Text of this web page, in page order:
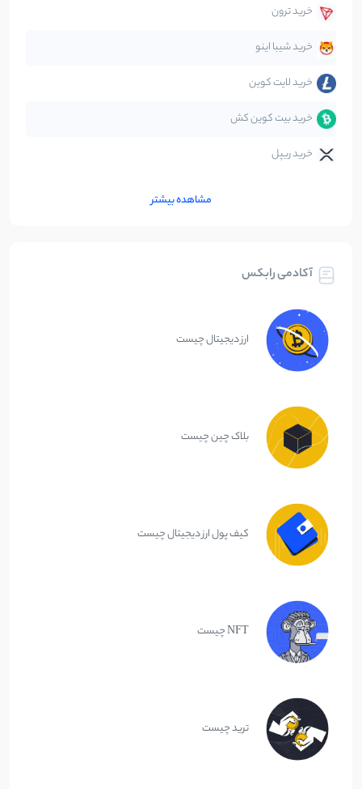
متاورس
خرید ترون
خرید شیبا اینو
خرید لایت کوین
خرید بیت کوین کش
خرید ریپل
مشاهده بیشتر
آکادمی رابکس
ارز دیجیتال چیست
بلاک چین چیست
کیف پول ارز دیجیتال چیست
NFT چیست
ترید چیست